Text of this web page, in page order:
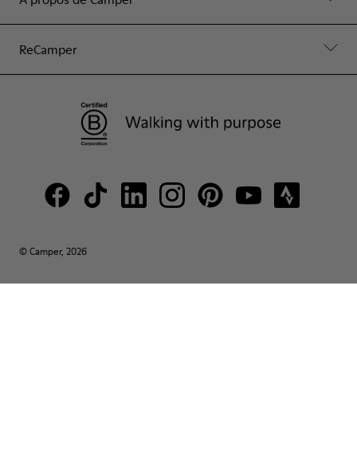
ReCamper
© Camper, 2026